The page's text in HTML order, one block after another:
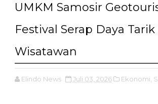
UMKM Samosir
Festival Serap Daya Tarik
Wisatawan
Elindo News Juli 03, 2026 Ekonomi,